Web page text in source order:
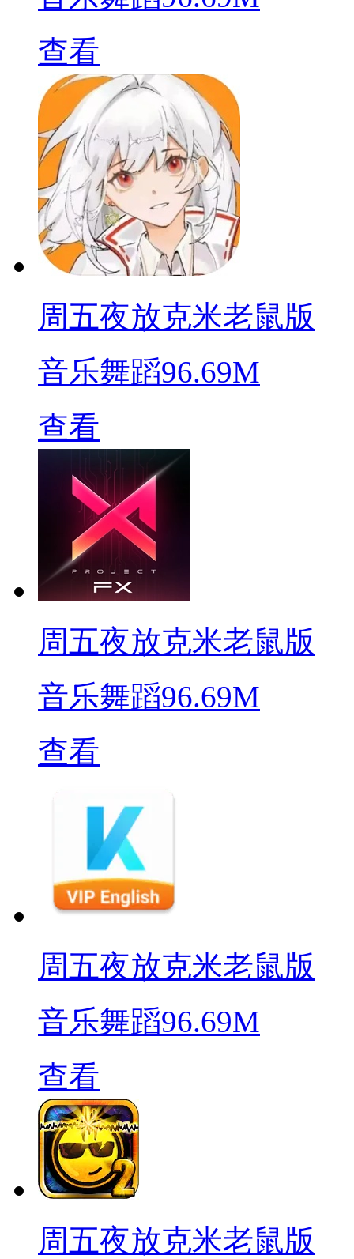
查看
周五夜放克米老鼠版
音乐舞蹈96.69M
查看
周五夜放克米老鼠版
音乐舞蹈96.69M
查看
周五夜放克米老鼠版
音乐舞蹈96.69M
查看
周五夜放克米老鼠版